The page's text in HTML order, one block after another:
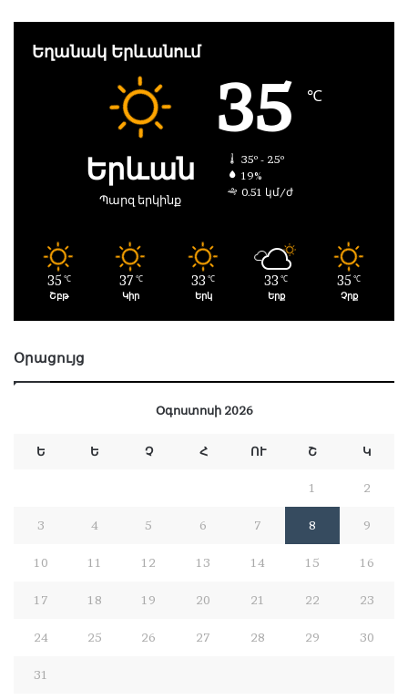
Եղանակ Երևանում
Երևան
Պարզ երկինք
35 ℃
35º - 25º
19%
0.51 կմ/ժ
35 ℃
Շբթ
37 ℃
Կիր
33 ℃
Երկ
33 ℃
Երք
35 ℃
Չրք
Օրացույց
Օգոստոսի 2026
Ե Ե Չ Հ ՈՒ Շ Կ
1 2
3 4 5 6 7 8 9
10 11 12 13 14 15 16
17 18 19 20 21 22 23
24 25 26 27 28 29 30
31